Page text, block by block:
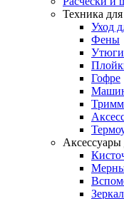
Техника
Уход
Фены
Утюги
Гофре
Аксессуары